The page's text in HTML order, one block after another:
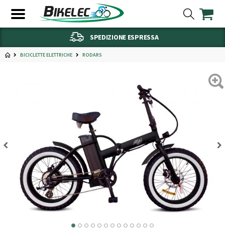
SPEDIZIONE ESPRESSA
BICICLETTE ELETTRICHE RODARS